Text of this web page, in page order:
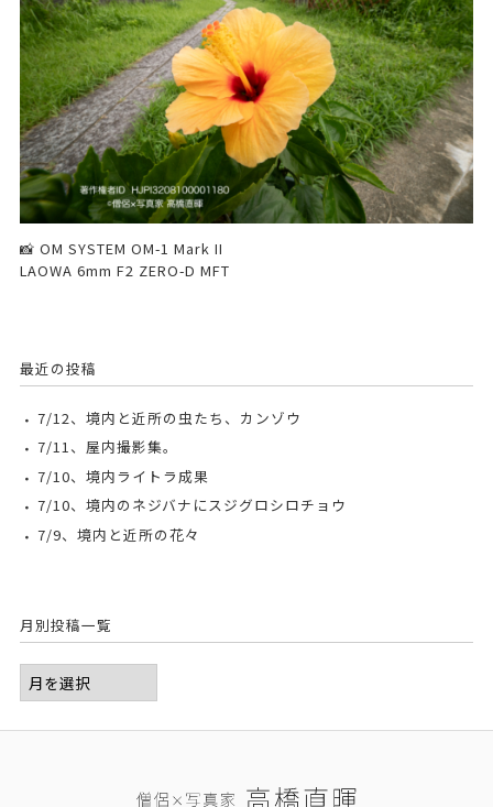
📸 OM SYSTEM OM-1 Mark II
LAOWA 6mm F2 ZERO-D MFT
最近の投稿
7/12、境内と近所の虫たち、カンゾウ
7/11、屋内撮影集。
7/10、境内ライトラ成果
7/10、境内のネジバナにスジグロシロチョウ
7/9、境内と近所の花々
月別投稿一覧